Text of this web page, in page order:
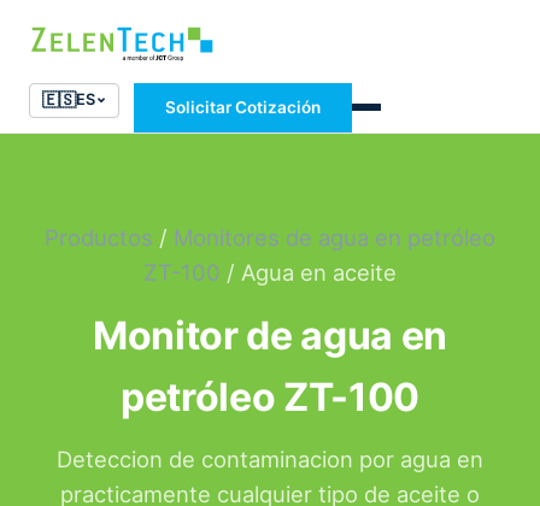
🇪🇸ES Solicitar Cotización
Productos / Monitores de agua en petróleo
ZT-100 / Agua en aceite
Monitor de agua en
petróleo ZT-100
Deteccion de contaminacion por agua en
practicamente cualquier tipo de aceite o